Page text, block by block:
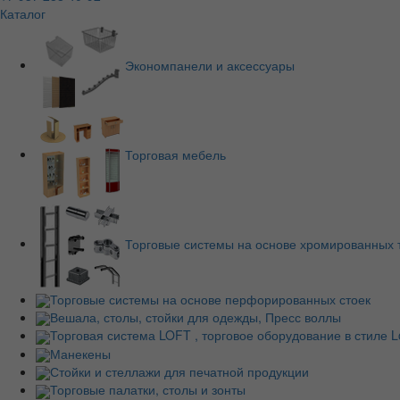
Каталог
Экономпанели и аксессуары
Торговая мебель
Торговые системы на основе хромированных
Торговые системы на основе перфорированных стоек
Вешала, столы, стойки для одежды, Пресс воллы
Торговая система LOFT , торговое оборудование в стиле
Манекены
Стойки и стеллажи для печатной продукции
Торговые палатки, столы и зонты